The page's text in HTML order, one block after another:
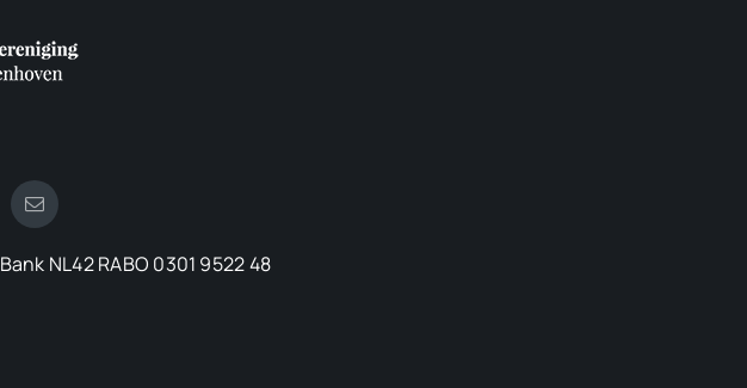
NL42 RABO 0301 9522 48